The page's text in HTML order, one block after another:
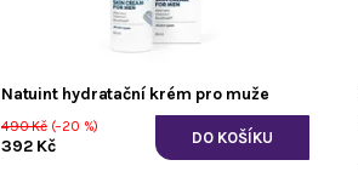
Natuint hydratační krém pro muže
490 Kč(–20 %)
392 Kč